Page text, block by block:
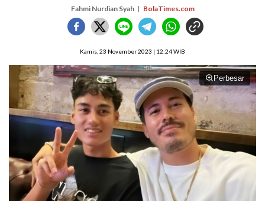
Fahmi Nurdian Syah BolaTimes.com
Kamis, 23 November 2023 | 12:24 WIB
Perbesar